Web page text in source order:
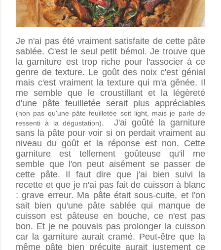
Je n'ai pas été vraiment satisfaite de cette pâte
sablée. C'est le seul petit bémol. Je trouve que
la garniture est trop riche pour l'associer à ce
genre de texture. Le goût des noix c'est génial
mais c'est vraiment la texture qui m'a gênée. Il
me semble que le croustillant et la légèreté
d'une pâte feuilletée serait plus appréciables
(non pas qu'une pâte feuilletée soit light, mais je parle de
ressenti à la dégustation). J'ai goûté la garniture
sans la pâte pour voir si on perdait vraiment au
niveau du goût et la réponse est non. Cette
garniture est tellement goûteuse qu'il me
semble que l'on peut aisément se passer de
cette pâte. Il faut dire que j'ai bien suivi la
recette et que je n'ai pas fait de cuisson à blanc
: grave erreur. Ma pâte était sous-cuite, et l'on
sait bien qu'une pâte sablée qui manque de
cuisson est pâteuse en bouche, ce n'est pas
bon. Et je ne pouvais pas prolonger la cuisson
car la garniture aurait cramé. Peut-être que la
même pâte bien précuite aurait justement ce